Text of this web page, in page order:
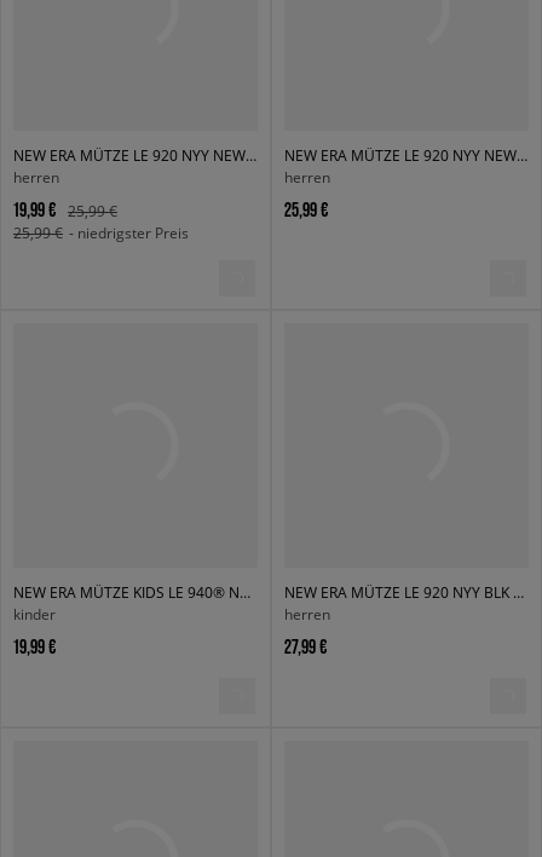
NEW ERA MÜTZE LE 920 NYY NEW YORK YANKEES
herren
19,99 €
25,99 €
25,99 € - niedrigster Preis
NEW ERA MÜTZE LE 920 NYY NEW YORK YANKEES DKGWHI
herren
25,99 €
NEW ERA MÜTZE KIDS LE 940® NYY NEW YORK YANKEES WHIBLK
kinder
19,99 €
NEW ERA MÜTZE LE 920 NYY BLK NEW YORK YANKEES
herren
27,99 €